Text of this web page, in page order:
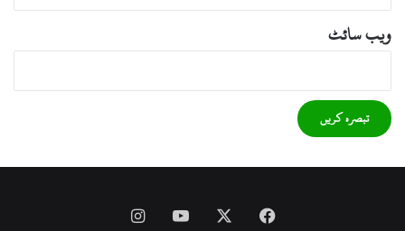
ویب‌ سائٹ
Facebook
YouTube
Instagram